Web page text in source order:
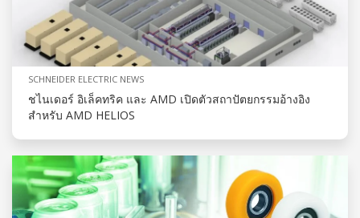
SCHNEIDER ELECTRIC NEWS
ชไนเดอร์ อิเล็คทริค และ AMD เปิดตัวสถาปัตยกรรมอ้างอิง
สำหรับ AMD HELIOS